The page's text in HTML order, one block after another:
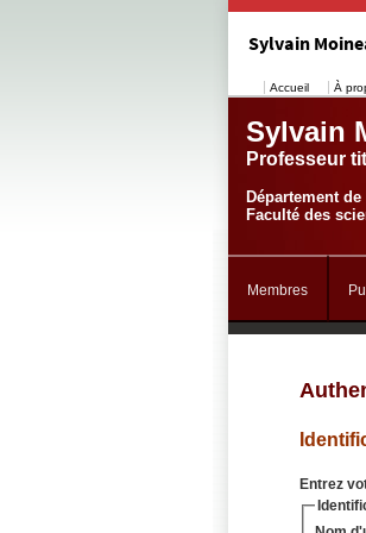
Sylvain
Accueil À
Sylvain
Professeur
Département
Faculté des
Membres
Entrez